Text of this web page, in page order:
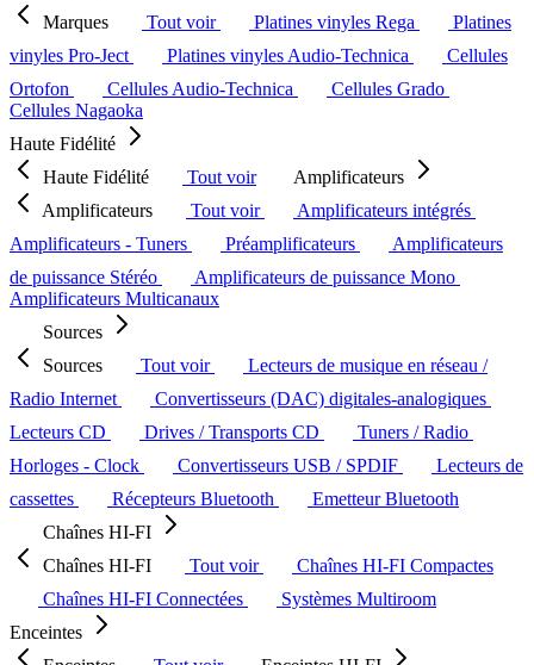
Marques
Tout voir Platines vinyles Rega
Platines
vinyles Pro-Ject
Platines vinyles Audio-Technica
Cellules
Ortofon
Cellules Audio-Technica
Cellules Grado
Cellules Nagaoka
Haute Fidélité
Haute Fidélité
Tout voir
Amplificateurs
Amplificateurs
Tout voir
Amplificateurs intégrés
Amplificateurs - Tuners
Préamplificateurs
Amplificateurs
de puissance Stéréo
Amplificateurs de puissance Mono
Amplificateurs Multicanaux
Sources
Sources
Tout voir
Lecteurs de musique en réseau /
Radio Internet
Convertisseurs (DAC) digitales-analogiques
Lecteurs CD
Drives / Transports CD
Tuners / Radio
Horloges - Clock
Convertisseurs USB / SPDIF
Lecteurs de
cassettes
Récepteurs Bluetooth
Emetteur Bluetooth
Chaînes HI-FI
Chaînes HI-FI
Tout voir
Chaînes HI-FI Compactes
Chaînes HI-FI Connectées
Systèmes Multiroom
Enceintes